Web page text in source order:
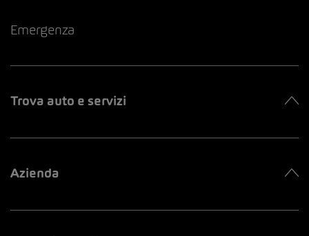
Emergenza
Trova auto e servizi
Azienda